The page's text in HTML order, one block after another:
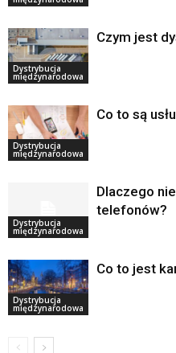
Dystrybucja
międzynarodowa
Czym jest
Dystrybucja
międzynarodowa
Co to są
Dystrybucja
międzynarodowa
Dlaczego
telefonów?
Dystrybucja
międzynarodowa
Co to jest